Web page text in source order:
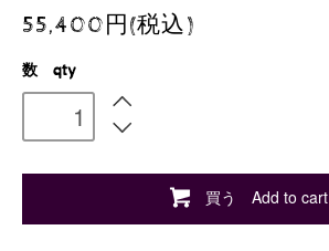
55,400円(税込)
数 qty
買う Add to cart